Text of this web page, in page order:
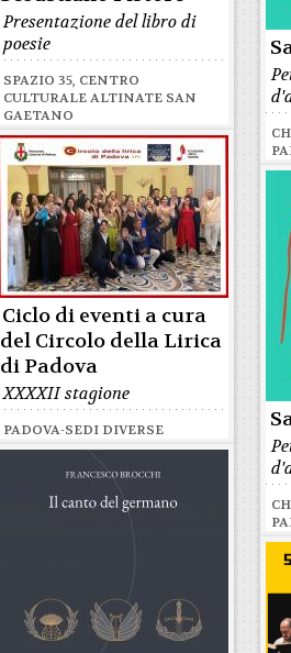
Presentazione del libro di
poesie
SPAZIO 35, CENTRO
CULTURALE ALTINATE SAN
GAETANO
Ciclo di eventi a cura
del Circolo della Lirica
di Padova
XXXXII stagione
PADOVA-SEDI DIVERSE